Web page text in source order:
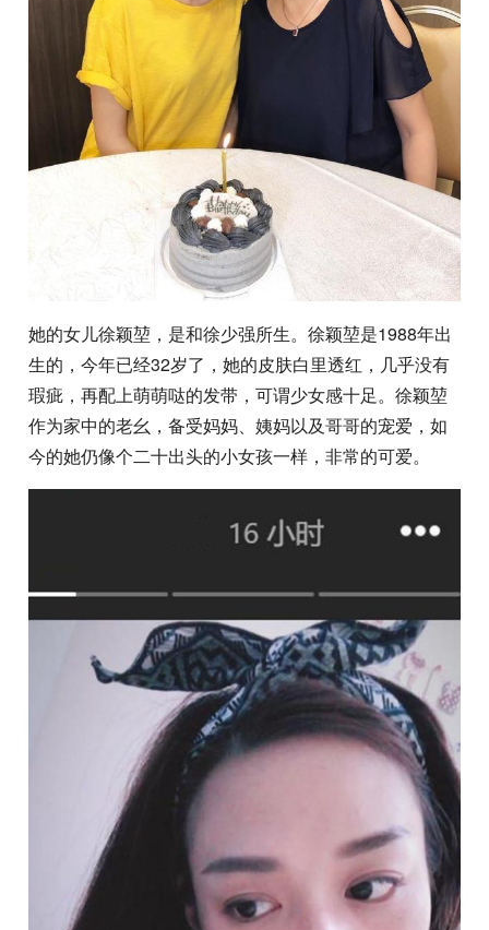
她的女儿徐颖堃，是和徐少强所生。徐颖堃是1988年出
生的，今年已经32岁了，她的皮肤白里透红，几乎没有
瑕疵，再配上萌萌哒的发带，可谓少女感十足。徐颖堃
作为家中的老幺，备受妈妈、姨妈以及哥哥的宠爱，如
今的她仍像个二十出头的小女孩一样，非常的可爱。